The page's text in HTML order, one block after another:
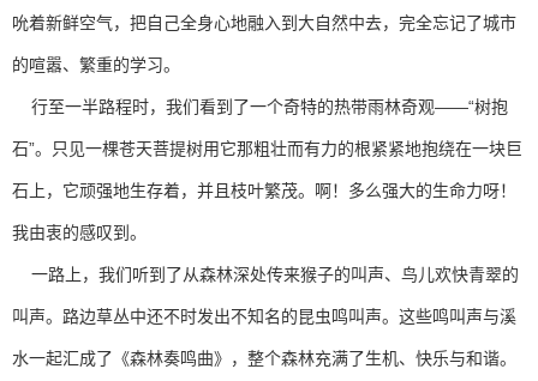
吮着新鲜空气，把自己全身心地融入到大自然中去，完全忘记了城市
的喧嚣、繁重的学习。
行至一半路程时，我们看到了一个奇特的热带雨林奇观——“树抱
石”。只见一棵苍天菩提树用它那粗壮而有力的根紧紧地抱绕在一块巨
石上，它顽强地生存着，并且枝叶繁茂。啊！多么强大的生命力呀！
我由衷的感叹到。
一路上，我们听到了从森林深处传来猴子的叫声、鸟儿欢快青翠的
叫声。路边草丛中还不时发出不知名的昆虫鸣叫声。这些鸣叫声与溪
水一起汇成了《森林奏鸣曲》，整个森林充满了生机、快乐与和谐。